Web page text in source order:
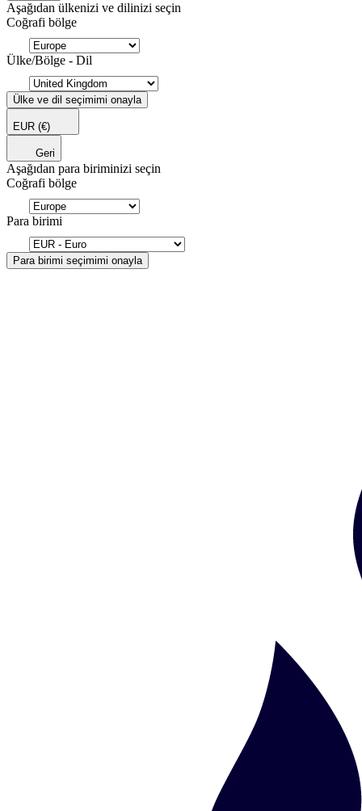
Aşağıdan ülkenizi ve dilinizi seçin
Coğrafi bölge
Ülke/Bölge - Dil
Ülke ve dil seçimimi onayla
EUR (€)
Geri
Aşağıdan para biriminizi seçin
Coğrafi bölge
Para birimi
Para birimi seçimimi onayla